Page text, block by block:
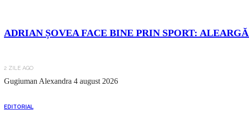
ADRIAN ȘOVEA FACE BINE PRIN SPORT:
2 ZILE AGO
Gugiuman Alexandra 4 august 2026
EDITORIAL